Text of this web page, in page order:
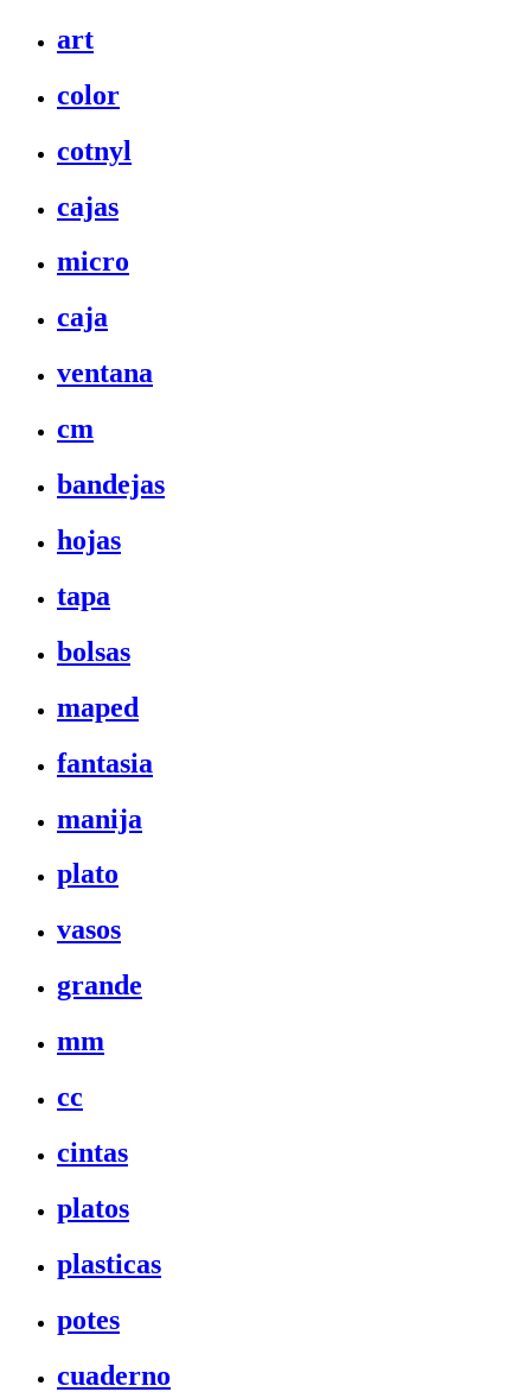
art
color
cotnyl
cajas
micro
caja
ventana
cm
bandejas
hojas
tapa
bolsas
maped
fantasia
manija
plato
vasos
grande
mm
cc
cintas
platos
plasticas
potes
cuaderno